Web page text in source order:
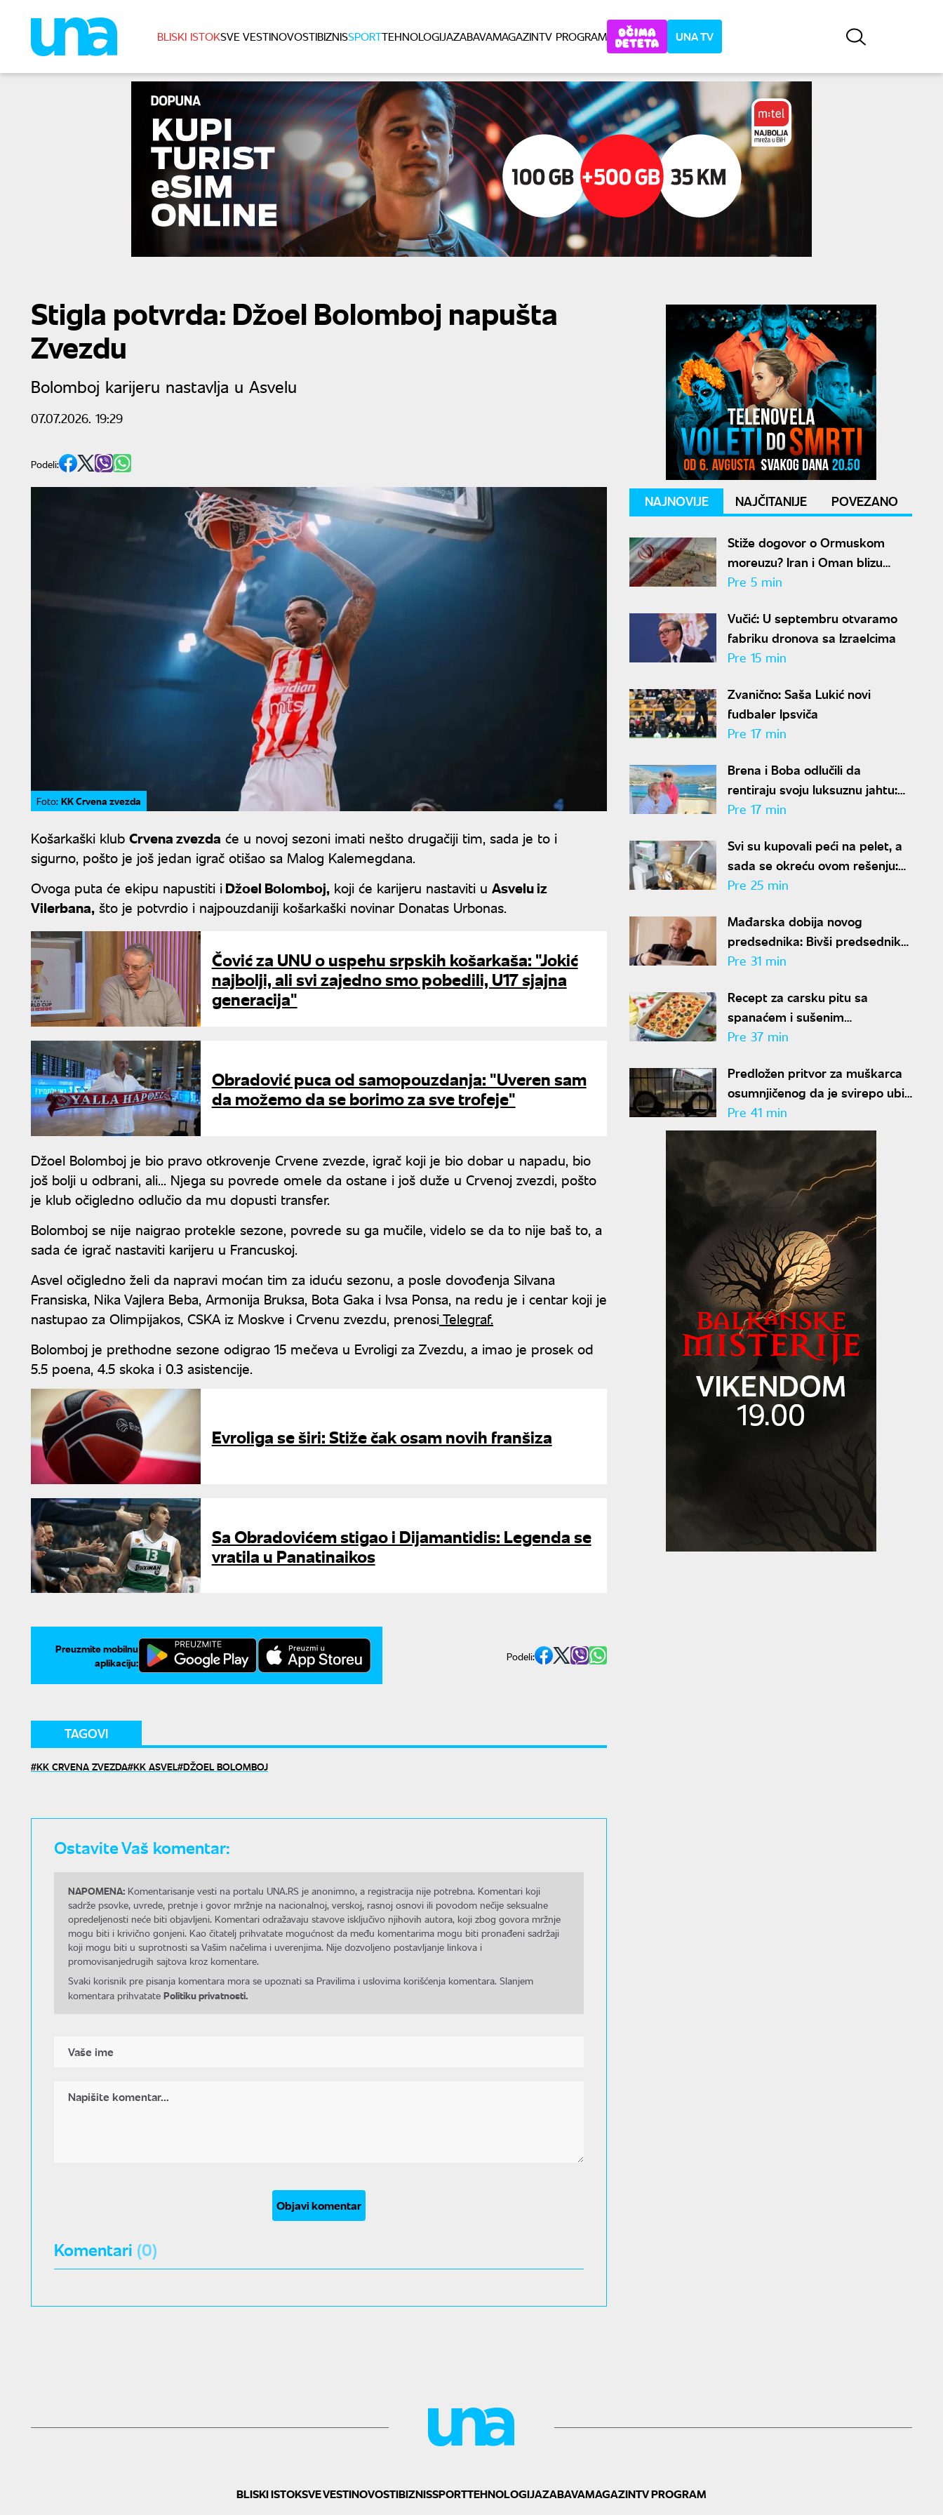
BLISKI ISTOKSVE VESTINOVOSTIBIZNISSPORTTEHNOLOGIJAZABAVAMAGAZINTV PROGRAM UNA TV
Stigla potvrda: Džoel Bolomboj napušta
Zvezdu
Bolomboj karijeru nastavlja u Asvelu
07.07.2026. 19:29
Podeli:
Foto: KK Crvena zvezda
Košarkaški klub Crvena zvezda će u novoj sezoni imati nešto drugačiji tim, sada je to i
sigurno, pošto je još jedan igrač otišao sa Malog Kalemegdana.
Ovoga puta će ekipu napustiti i Džoel Bolomboj, koji će karijeru nastaviti u Asvelu iz
Vilerbana, što je potvrdio i najpouzdaniji košarkaški novinar Donatas Urbonas.
Čović za UNU o uspehu srpskih košarkaša: "Jokić
najbolji, ali svi zajedno smo pobedili, U17 sjajna
generacija"
Obradović puca od samopouzdanja: "Uveren sam
da možemo da se borimo za sve trofeje"
Džoel Bolomboj je bio pravo otkrovenje Crvene zvezde, igrač koji je bio dobar u napadu, bio
još bolji u odbrani, ali... Njega su povrede omele da ostane i još duže u Crvenoj zvezdi, pošto
je klub očigledno odlučio da mu dopusti transfer.
Bolomboj se nije naigrao protekle sezone, povrede su ga mučile, videlo se da to nije baš to, a
sada će igrač nastaviti karijeru u Francuskoj.
Asvel očigledno želi da napravi moćan tim za iduću sezonu, a posle dovođenja Silvana
Fransiska, Nika Vajlera Beba, Armonija Bruksa, Bota Gaka i Ivsa Ponsa, na redu je i centar koji je
nastupao za Olimpijakos, CSKA iz Moskve i Crvenu zvezdu, prenosi Telegraf.
Bolomboj je prethodne sezone odigrao 15 mečeva u Evroligi za Zvezdu, a imao je prosek od
5.5 poena, 4.5 skoka i 0.3 asistencije.
Evroliga se širi: Stiže čak osam novih franšiza
Sa Obradovićem stigao i Dijamantidis: Legenda se
vratila u Panatinaikos
Preuzmite mobilnu
aplikaciju:
Podeli:
TAGOVI
KK CRVENA ZVEZDA KK ASVEL DŽOEL BOLOMBOJ
Ostavite Vaš komentar:
NAPOMENA: Komentarisanje vesti na portalu UNA.RS je anonimno, a registracija nije potrebna. Komentari koji
sadrže psovke, uvrede, pretnje i govor mržnje na nacionalnoj, verskoj, rasnoj osnovi ili povodom nečije seksualne
opredeljenosti neće biti objavljeni. Komentari odražavaju stavove isključivo njihovih autora, koji zbog govora mržnje
mogu biti i krivično gonjeni. Kao čitatelj prihvatate mogućnost da među komentarima mogu biti pronađeni sadržaji
koji mogu biti u suprotnosti sa Vašim načelima i uverenjima. Nije dozvoljeno postavljanje linkova i
promovisanjedrugih sajtova kroz komentare.
Svaki korisnik pre pisanja komentara mora se upoznati sa Pravilima i uslovima korišćenja komentara. Slanjem
komentara prihvatate Politiku privatnosti.
Objavi komentar
Komentari (0)
NAJNOVIJE NAJČITANIJE POVEZANO
Stiže dogovor o Ormuskom
moreuzu? Iran i Oman blizu
rešenja za obnovu pomorskog
Pre 5 min
Vučić: U septembru otvaramo
fabriku dronova sa Izraelcima
Pre 15 min
Zvanično: Saša Lukić novi
fudbaler Ipsviča
Pre 17 min
Brena i Boba odlučili da
rentiraju svoju luksuznu jahtu:
Od cene po sezoni zavrteće
Pre 17 min
Svi su kupovali peći na pelet, a
sada se okreću ovom rešenju:
Nema pepela ni svakodnevnog
Pre 25 min
Mađarska dobija novog
predsednika: Bivši predsednik
vrhovnog suda predložen za
Pre 31 min
Recept za carsku pitu sa
spanaćem i sušenim
paradajzom: Doručak ili večera -
Pre 37 min
Predložen pritvor za muškarca
osumnjičenog da je svirepo ubio
majku na Novom Beogradu
Pre 41 min
BLISKI ISTOKSVE VESTINOVOSTIBIZNISSPORTTEHNOLOGIJAZABAVAMAGAZINTV PROGRAM